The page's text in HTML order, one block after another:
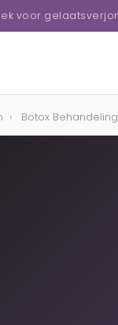
voor
› Botox Behandeling